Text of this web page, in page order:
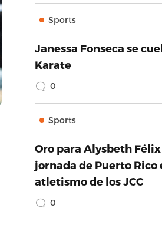
Sports
Janessa Fonseca se
Karate
0
Sports
Oro para Alysbeth
jornada de Puerto Rico
atletismo de los JCC
0